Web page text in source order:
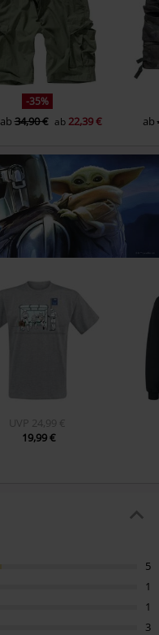
-35%
ab34,90 € ab 22,39 € ab
UVP 24,99 €
19,99 €
5
1
1
3